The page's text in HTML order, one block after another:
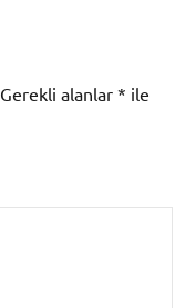
Gerekli alanlar * ile